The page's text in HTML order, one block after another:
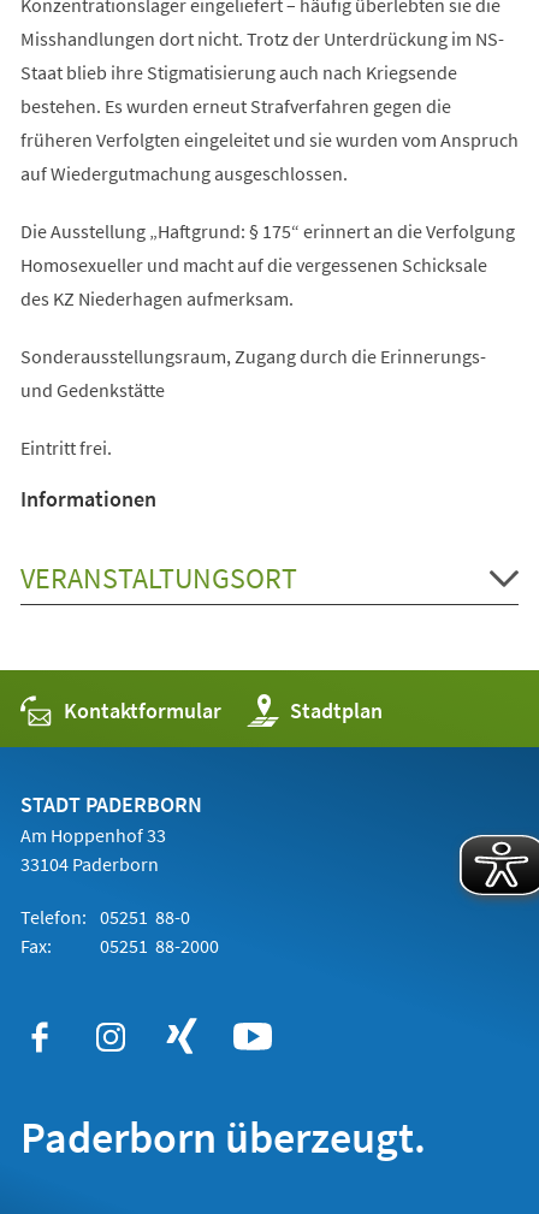
Misshandlungen dort nicht. Trotz der Unterdrückung im NS-
Staat blieb ihre Stigmatisierung auch nach Kriegsende
bestehen. Es wurden erneut Strafverfahren gegen die
früheren Verfolgten eingeleitet und sie wurden vom Anspruch
auf Wiedergutmachung ausgeschlossen.
Die Ausstellung „Haftgrund: § 175“ erinnert an die Verfolgung
Homosexueller und macht auf die vergessenen Schicksale
des KZ Niederhagen aufmerksam.
Sonderausstellungsraum, Zugang durch die Erinnerungs-
und Gedenkstätte
Eintritt frei.
Informationen
VERANSTALTUNGSORT
Kontaktformular Stadtplan
(Öffnet
in
einem
STADT PADERBORN
Am Hoppenhof 33
33104 Paderborn
Telefon: 05251 88-0
Fax:
05251 88-2000
Paderborn überzeugt.